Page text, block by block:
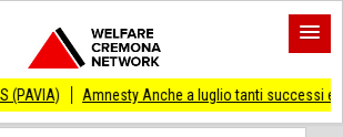
Anche a luglio tanti successi ed ingiustizie